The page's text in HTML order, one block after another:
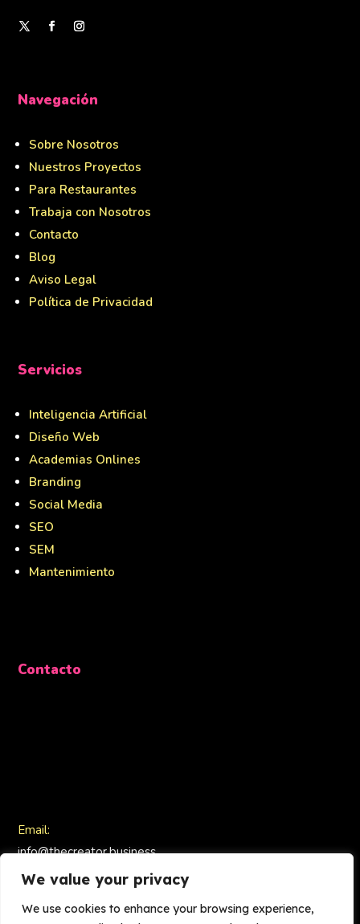
We value your privacy
We use cookies to enhance your browsing experience,
Navegación
Sobre Nosotros
Nuestros Proyectos
Para Restaurantes
Trabaja con Nosotros
Contacto
Blog
Aviso Legal
Política de Privacidad
Servicios
Inteligencia Artificial
Diseño Web
Academias Onlines
Branding
Social Media
SEO
SEM
Mantenimiento
Contacto
Email:
info@thecreator.business